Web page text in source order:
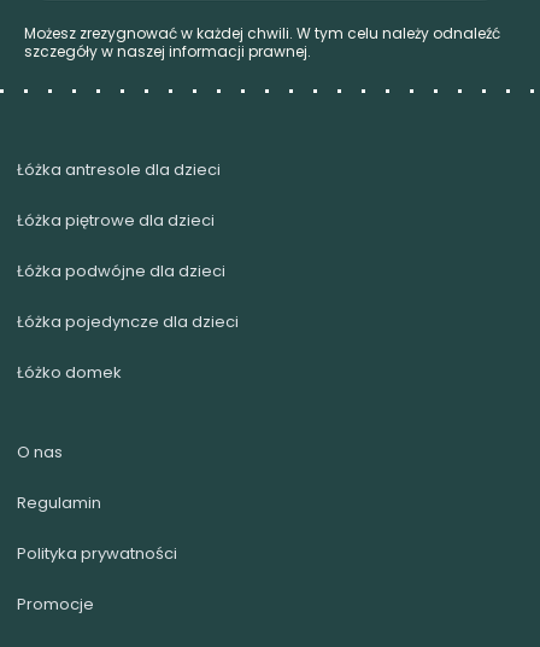
Możesz zrezygnować w każdej chwili. W tym celu należy odnaleźć
szczegóły w naszej informacji prawnej.
Łóżka antresole dla dzieci
Łóżka piętrowe dla dzieci
Łóżka podwójne dla dzieci
Łóżka pojedyncze dla dzieci
Łóżko domek
O nas
Regulamin
Polityka prywatności
Promocje